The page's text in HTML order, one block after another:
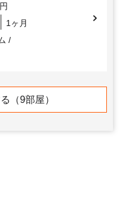
1ヶ月
追加
（9部屋）